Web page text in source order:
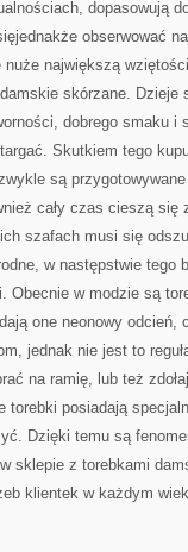
dopasowują
obserwować
największą
skórzane.
dobrego smaku
Skutkiem tego
są
cały czas cieszą
szafach musi się
w następstwie tego
Obecnie w modzie są
one neonowy
jednak nie jest to
na ramię, lub też
torebki posiadają
Dzięki temu są
sklepie z torebkami
klientek w każdym